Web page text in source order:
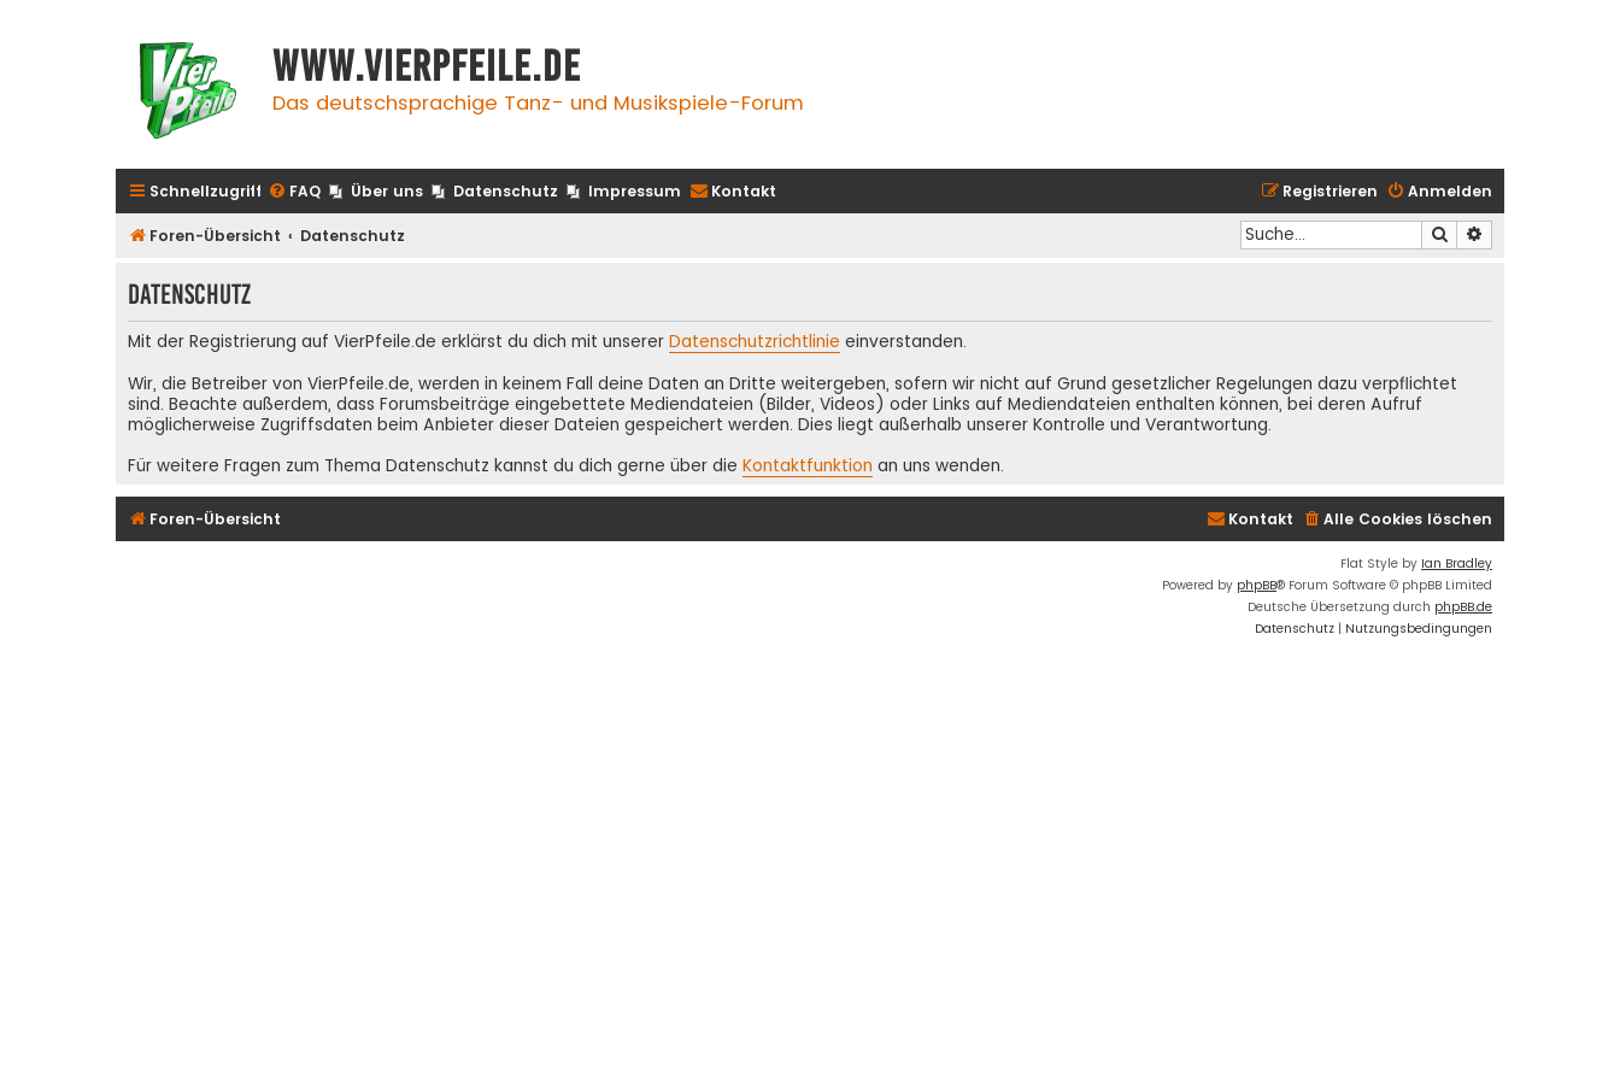
www.vierpfeile.de
Das deutschsprachige Tanz- und Musikspiele-Forum
Schnellzugriff FAQ Über uns Datenschutz Impressum Kontakt Anmelden
Registrieren
Foren-Übersicht Datenschutz Suche
Datenschutz
Mit der Registrierung auf VierPfeile.de erklärst du dich mit unserer Datenschutzrichtlinie einverstanden.
Wir, die Betreiber von VierPfeile.de, werden in keinem Fall deine Daten an Dritte weitergeben, sofern wir nicht auf Grund gesetzlicher Regelungen dazu verpflichtet
sind. Beachte außerdem, dass Forumsbeiträge eingebettete Mediendateien (Bilder, Videos) oder Links auf Mediendateien enthalten können, bei deren Aufruf
möglicherweise Zugriffsdaten beim Anbieter dieser Dateien gespeichert werden. Dies liegt außerhalb unserer Kontrolle und Verantwortung.
Für weitere Fragen zum Thema Datenschutz kannst du dich gerne über die Kontaktfunktion an uns wenden.
Foren-Übersicht Alle Cookies löschen
Kontakt
Flat Style by Ian Bradley
Powered by phpBB® Forum Software © phpBB Limited
Deutsche Übersetzung durch phpBB.de
Datenschutz | Nutzungsbedingungen